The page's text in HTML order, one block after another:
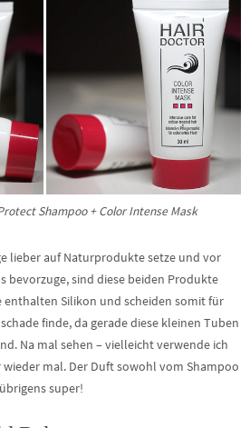
Shampoo + Color Intense Mask
lieber auf Naturprodukte setze und vor
bevorzuge, sind diese beiden Produkte
enthalten Silikon und scheiden somit für
finde, da gerade diese kleinen Tuben
Na mal sehen – vielleicht verwende ich
mal. Der Duft sowohl vom Shampoo
super!